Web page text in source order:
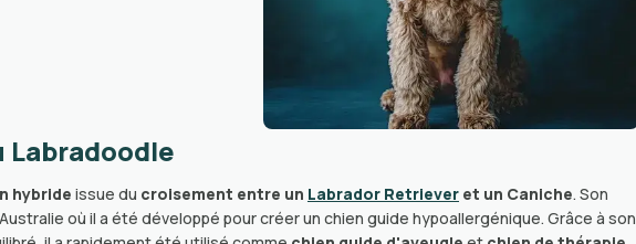
hybride issue du croisement entre un Labrador Retriever et un Caniche. Son
où il a été développé pour créer un chien guide hypoallergénique. Grâce à son